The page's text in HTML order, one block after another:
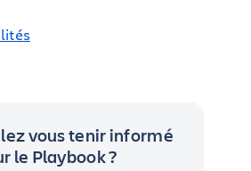
vous tenir informé
le Playbook ?